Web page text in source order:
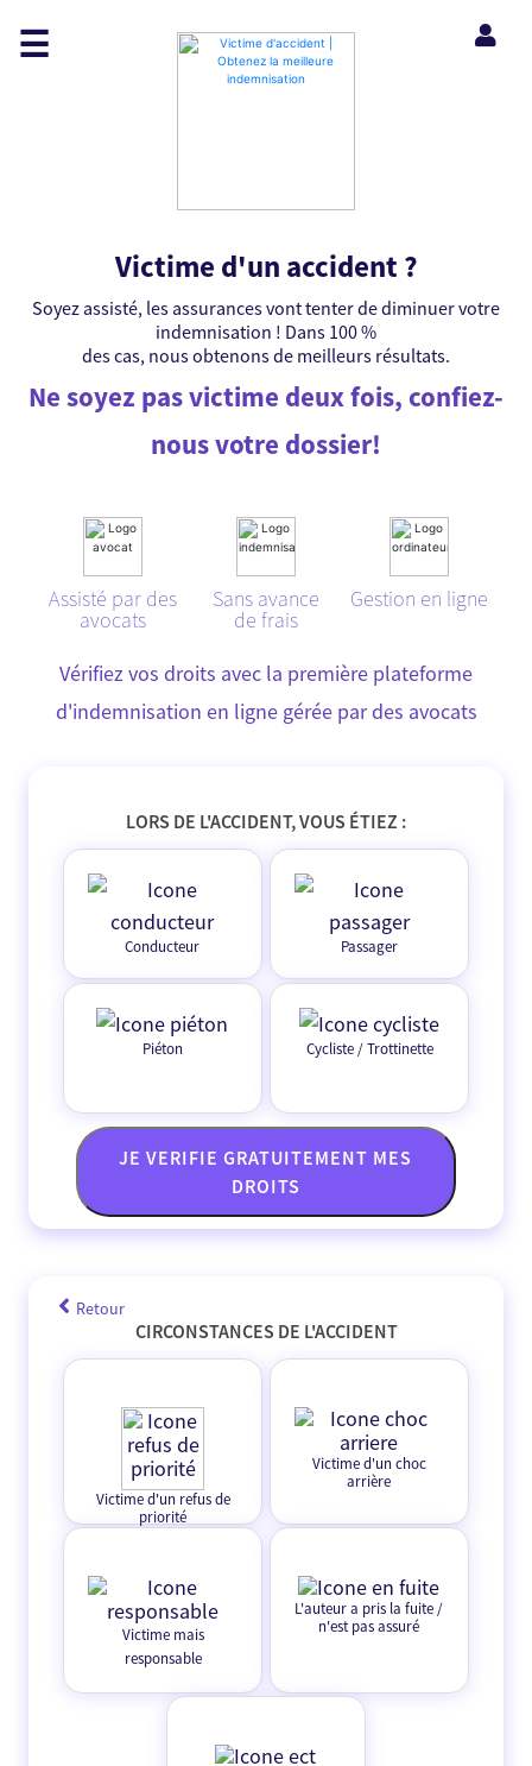
☰
Victime d'un accident ?
Soyez assisté, les assurances vont tenter de diminuer votre
indemnisation ! Dans 100 %
des cas, nous obtenons de meilleurs résultats.
Ne soyez pas victime deux fois, confiez-
nous votre dossier!
Assisté par des
avocats
Sans avance
de frais
Gestion en ligne
Vérifiez vos droits avec la première plateforme
d'indemnisation en ligne gérée par des avocats
LORS DE L'ACCIDENT, VOUS ÉTIEZ :
Conducteur Passager
Piéton Cycliste / Trottinette
JE VERIFIE GRATUITEMENT MES
DROITS
CIRCONSTANCES DE L'ACCIDENT
Retour
Victime d'un refus de
priorité
Victime d'un choc
arrière
Victime mais
responsable
L'auteur a pris la fuite /
n'est pas assuré